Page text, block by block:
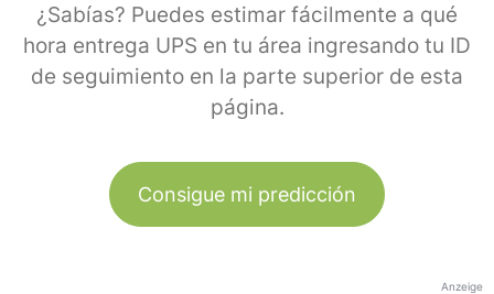
¿Sabías? Puedes estimar fácilmente a qué
hora entrega UPS en tu área ingresando tu ID
de seguimiento en la parte superior de esta
página.
Consigue mi predicción
Anzeige